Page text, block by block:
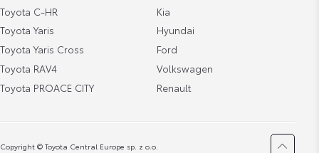
Gumowa wykładzina bagażnika (niska
Zobacz szczegóły
Wyświetl numer
Toyota C-HR
Toyota Yaris
Toyota Yaris Cross
Toyota RAV4
Toyota PROACE CITY
Kia
Hyundai
Ford
Volkswagen
Renault
Copyright © Toyota Central Europe sp. z o.o.